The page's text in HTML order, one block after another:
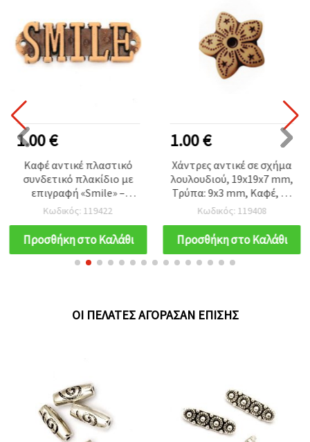
1.00 €
Καφέ αντικέ πλαστικό
συνδετικό πλακίδιο με
επιγραφή «Smile» –
55×17×5 mm, τρύπα 2
mm, 50 g (~16 τμχ), για
DIY χειροποίητα
κοσμήματα, βραχιόλια &
κολιέ
Κωδικός: 119422
Προσθήκη στο Καλάθι
1.00 €
Χάντρες αντικέ σε σχήμα
λουλουδιού, 19x19x7 mm,
Τρύπα: 9x3 mm, Καφέ, 50
g (~55 τμχ)
Κωδικός: 119408
Προσθήκη στο Καλάθι
ΟΙ ΠΕΛΆΤΕΣ ΑΓΌΡΑΣΑΝ ΕΠΊΣΗΣ